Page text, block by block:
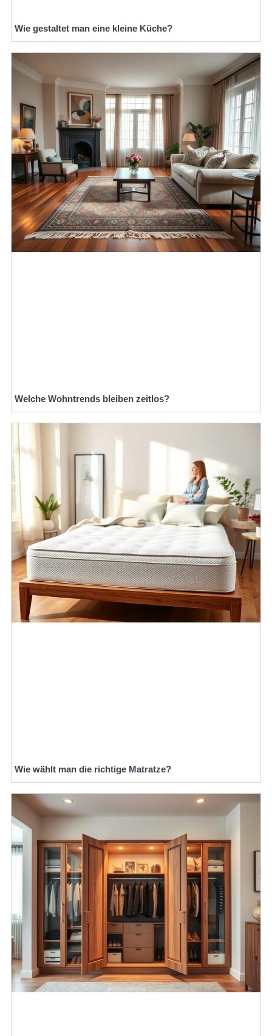
Wie gestaltet man eine kleine Küche?
Welche Wohntrends bleiben zeitlos?
Wie wählt man die richtige Matratze?